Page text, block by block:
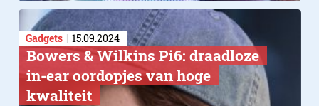
Gadgets 15.09.2024
Bowers & Wilkins Pi6: draadloze
in-ear oordopjes van hoge
kwaliteit